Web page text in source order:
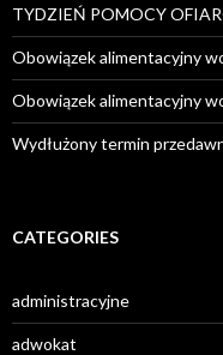
TYDZIEŃ POMOCY
Obowiązek alimentacyjny
Obowiązek alimentacyjny
Wydłużony termin
CATEGORIES
administracyjne
adwokat